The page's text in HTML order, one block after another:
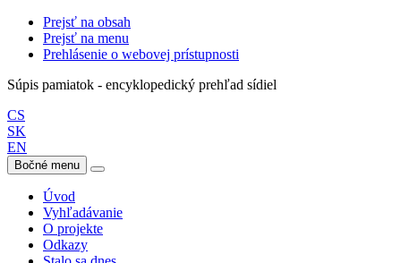
Prejsť na obsah
Prejsť na menu
Prehlásenie o webovej prístupnosti
Súpis pamiatok - encyklopedický prehľad sídiel
CS
SK
EN
Bočné menu
Úvod
Vyhľadávanie
O projekte
Odkazy